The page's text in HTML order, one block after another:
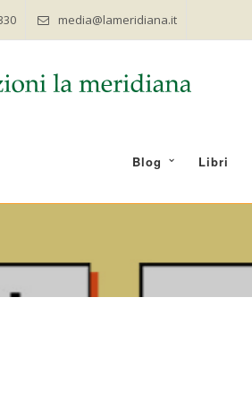
media@lameridiana.it
Blog Libri